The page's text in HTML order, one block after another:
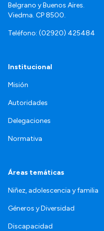
Belgrano y Buenos Aires.
Viedma. CP 8500.
Teléfono: (02920) 425484
Institucional
Misión
Autoridades
Delegaciones
Normativa
Áreas temáticas
Niñez, adolescencia y familia
Géneros y Diversidad
Discapacidad